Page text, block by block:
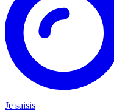
Je saisis